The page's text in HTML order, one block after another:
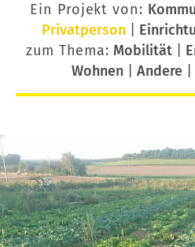
Ein Projekt von:
Privatperson|
zum Thema: Mobilität
Wohnen| Andere|